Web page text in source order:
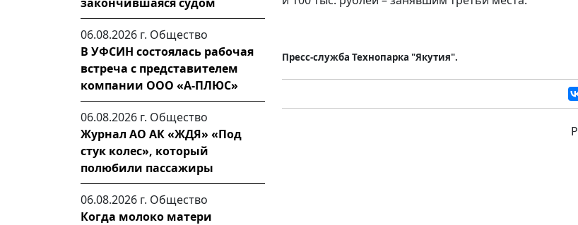
06.08.2026 г. Общество
В УФСИН состоялась рабочая
встреча с представителем
компании ООО «А-ПЛЮС»
06.08.2026 г. Общество
Журнал АО АК «ЖДЯ» «Под
стук колес», который
полюбили пассажиры
06.08.2026 г. Общество
Когда молоко матери
Пресс-служба Технопарка "Якутия".